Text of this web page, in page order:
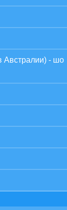
Австралии) - шо